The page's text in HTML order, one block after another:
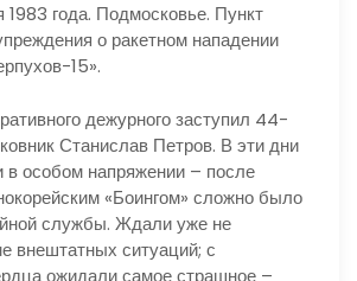
года. Подмосковье. Пункт
о ракетном нападении
15».
дежурного заступил 44-
Станислав Петров. В эти дни
в особом напряжении – после
«Боингом» сложно было
службы. Ждали уже не
внештатных ситуаций; с
ожидали самое страшное –